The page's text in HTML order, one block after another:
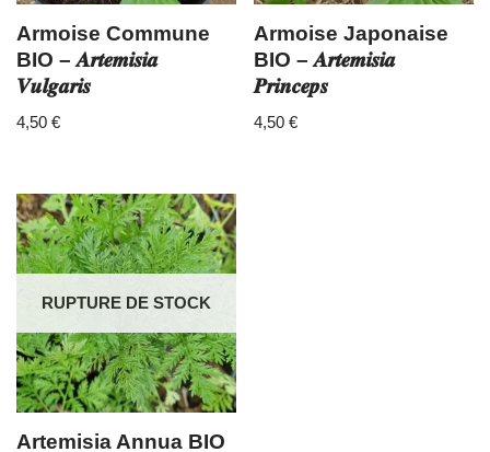
Armoise Commune
BIO – 𝑨𝒓𝒕𝒆𝒎𝒊𝒔𝒊𝒂
𝑽𝒖𝒍𝒈𝒂𝒓𝒊𝒔
4,50 €
Armoise Japonaise
BIO – 𝑨𝒓𝒕𝒆𝒎𝒊𝒔𝒊𝒂
𝑷𝒓𝒊𝒏𝒄𝒆𝒑𝒔
4,50€
RUPTURE DE STOCK
Artemisia Annua BIO